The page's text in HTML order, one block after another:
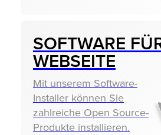
SOFTWARE
WEBSEITE
Mit unserem Software-
Installer können Sie
zahlreiche Open Source-
Produkte installieren.